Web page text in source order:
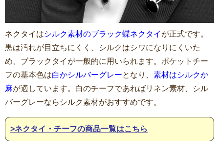
ネクタイはシルク素材のブラック蝶ネクタイ が正式です。
黒は汚れが目立ちにくく、シルクはシワになりにくいた
め、ブラックタイが一般的に用いられます。ポケットチー
フの基本色は白かシルバーグレーとなり、 素材はシルクか
麻が適しています。白のチーフであればリネン素材、シル
バーグレーならシルク素材がおすすめです。
>ネクタイ・チーフの商品一覧はこちら